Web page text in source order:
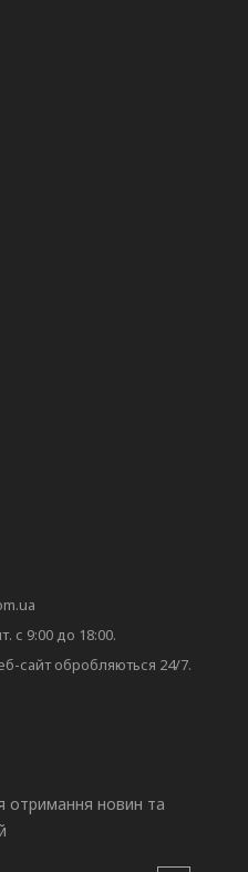
с 9:00 до 18:00.
сайт обробляються 24/7.
отримання новин та